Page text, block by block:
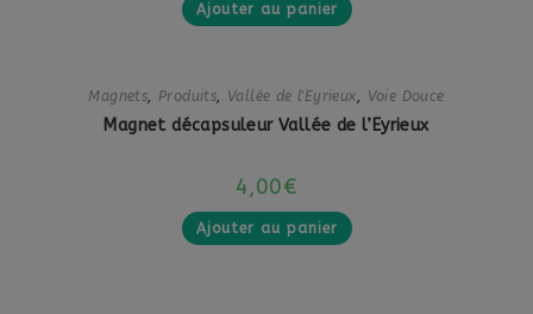
Ajouter au panier
Magnets Produits Vallée de l'Eyrieux Voie Douce
Magnet décapsuleur Vallée de l’Eyrieux
4,00€
Ajouter au panier